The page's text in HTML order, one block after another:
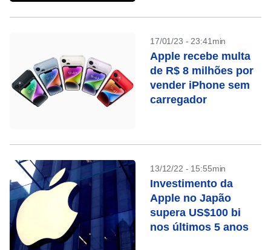
17/01/23 - 23:41min
Apple recebe multa
de R$ 8 milhões por
vender iPhone sem
carregador
13/12/22 - 15:55min
Investimento da
Apple no Japão
supera US$100 bi
nos últimos 5 anos